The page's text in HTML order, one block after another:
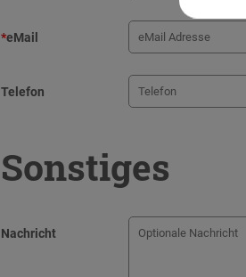
*eMail
Telefon
Sonstiges
Nachricht